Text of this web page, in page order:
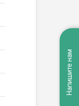
Напишите нам